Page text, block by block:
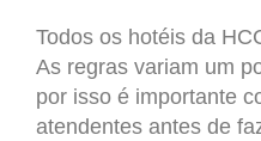
Todos os hotéis da
As regras variam um
por isso é importante
atendentes antes de